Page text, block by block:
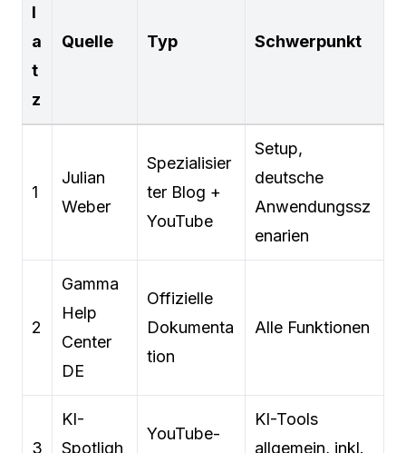
l
a
t
z
Quelle Typ Schwerpunkt
1
Julian
Weber
Spezialisier
ter Blog +
YouTube
Setup,
deutsche
Anwendungssz
enarien
2
Gamma
Help
Center
DE
Offizielle
Dokumenta
tion
Alle Funktionen
3
KI-
Spotligh
YouTube-
KI-Tools
allgemein, inkl.